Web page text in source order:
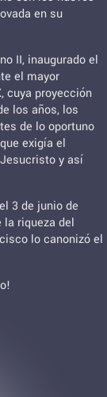
en su
II, inaugurado el
el mayor
cuya proyección
los años, los
de lo oportuno
exigía el
y así
3 de junio de
la riqueza del
lo canonizó el